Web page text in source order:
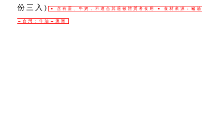
份三入)
● 含有蛋、牛奶，不適合其過敏體質者食用 ● 食材來源：豬油
→台灣；牛油→澳洲